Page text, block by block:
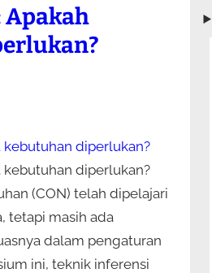
Apakah
diperlukan?
diperlukan?
(CON) telah dipelajari
tetapi masih ada
dalam pengaturan
ini, teknik inferensi